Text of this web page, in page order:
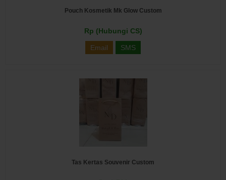
Pouch Kosmetik Mk Glow Custom
Rp (Hubungi CS)
Email SMS
Tas Kertas Souvenir Custom